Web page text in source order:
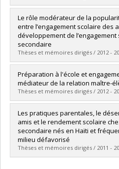
Graduate :Brossard, Marie-
Cycle :Master's
Grade :M. Sc.
Lien vers le document dans
Le rôle modérateur de la
entre l’engagement scolaire des
développement de
secondaire
Thèses et mémoires dirigés / 2012 -
Graduate : Goulet, Mélissa
Cycle :Master's
Grade :M. Sc.
Lien vers le document dans
Préparation à l'école et
médiateur de la relation maître-
Thèses et mémoires dirigés / 2012 -
Graduate :Gobeil-Bourdeau,
Cycle :Master's
Grade :M. Sc.
Lien vers le document dans
Les pratiques parentales, le
amis et le rendement scolaire
secondaire nés en Haïti et
milieu défavorisé
Thèses et mémoires dirigés / 2011 -